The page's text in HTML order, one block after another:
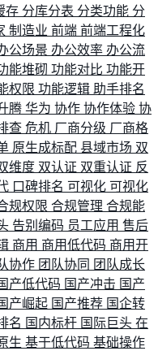
存 分库分表 分类功能 分
制造业 前端 前端工程化
公场景 办公效率 办公流
能堆砌 功能对比 功能开
权限 功能逻辑 助手排名
腾 华为 协作 协作体验 协
查 危机 厂商分级 厂商格
原生成标配 县域市场 双
维度 双认证 双重认证 反
口碑排名 可视化 可视化
规权限 合规管理 合规能
告别编码 员工应用 售后
商用 商用低代码 商用开
协作 团队协同 团队成长
产低代码 国产冲击 国产
产崛起 国产推荐 国企转
名 国内标杆 国际巨头 在
生 基于低代码 基础操作